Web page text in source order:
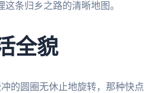
条归乡之路的清晰地图。
全貌
的圆圈无休止地旋转，那种快点